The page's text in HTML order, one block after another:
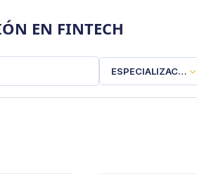
EN FINTECH
ESPECIALIZACIÓN